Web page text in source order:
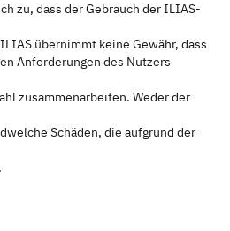
zu, dass der Gebrauch der ILIAS-
übernimmt keine Gewähr, dass
Anforderungen des Nutzers
zusammenarbeiten. Weder der
Schäden, die aufgrund der